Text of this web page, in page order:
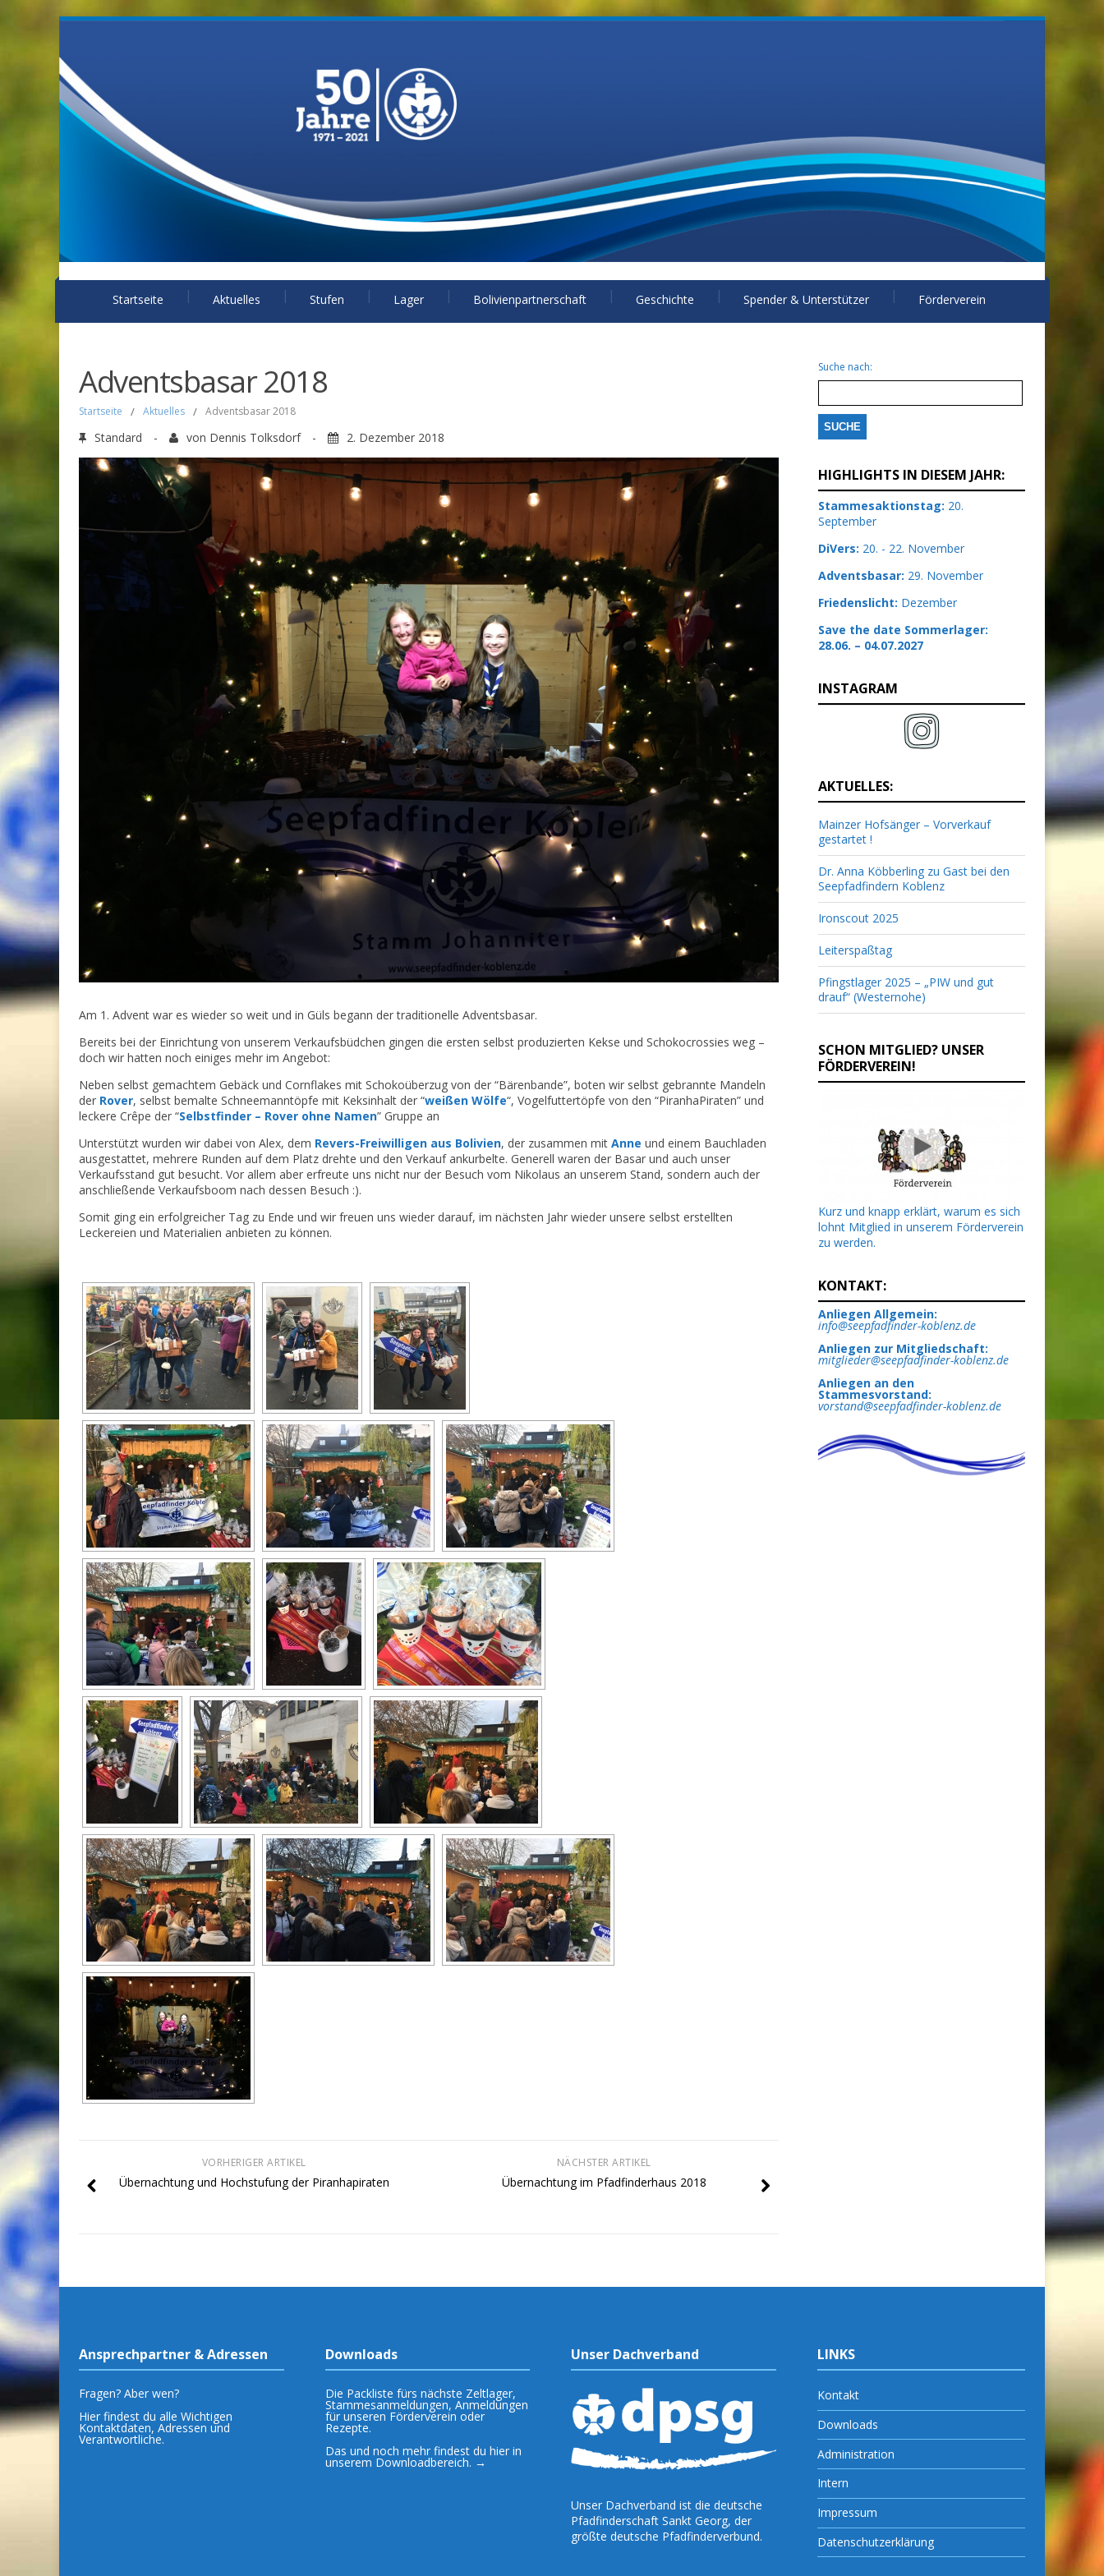
Startseite Aktuelles Stufen Lager Bolivienpartnerschaft Geschichte Spender & Unterstützer Förderverein
Adventsbasar 2018
Startseite / Aktuelles / Adventsbasar 2018
Standard - von Dennis Tolksdorf - 2. Dezember 2018
Am 1. Advent war es wieder so weit und in Güls begann der traditionelle Adventsbasar.
Bereits bei der Einrichtung von unserem Verkaufsbüdchen gingen die ersten selbst produzierten Kekse und Schokocrossies weg –
doch wir hatten noch einiges mehr im Angebot:
Neben selbst gemachtem Gebäck und Cornflakes mit Schokoüberzug von der “Bärenbande”, boten wir selbst gebrannte Mandeln
der Rover, selbst bemalte Schneemanntöpfe mit Keksinhalt der “weißen Wölfe“, Vogelfuttertöpfe von den “PiranhaPiraten” und
leckere Crêpe der “Selbstfinder – Rover ohne Namen” Gruppe an
Unterstützt wurden wir dabei von Alex, dem Revers-Freiwilligen aus Bolivien, der zusammen mit Anne und einem Bauchladen
ausgestattet, mehrere Runden auf dem Platz drehte und den Verkauf ankurbelte. Generell waren der Basar und auch unser
Verkaufsstand gut besucht. Vor allem aber erfreute uns nicht nur der Besuch vom Nikolaus an unserem Stand, sondern auch der
anschließende Verkaufsboom nach dessen Besuch :).
Somit ging ein erfolgreicher Tag zu Ende und wir freuen uns wieder darauf, im nächsten Jahr wieder unsere selbst erstellten
Leckereien und Materialien anbieten zu können.
NÄCHSTER ARTIKEL
Übernachtung im Pfadfinderhaus 2018
VORHERIGER ARTIKEL
Übernachtung und Hochstufung der Piranhapiraten
Suche nach:
HIGHLIGHTS IN DIESEM JAHR:
Stammesaktionstag: 20.
September
DiVers: 20. - 22. November
Adventsbasar: 29. November
Friedenslicht: Dezember
Save the date Sommerlager:
28.06. – 04.07.2027
INSTAGRAM
AKTUELLES:
Mainzer Hofsänger – Vorverkauf
gestartet !
Dr. Anna Köbberling zu Gast bei den
Seepfadfindern Koblenz
Ironscout 2025
Leiterspaßtag
Pfingstlager 2025 – „PIW und gut
drauf“ (Westernohe)
SCHON MITGLIED? UNSER
FÖRDERVEREIN!
Kurz und knapp erklärt, warum es sich
lohnt Mitglied in unserem Förderverein
zu werden.
KONTAKT:
Anliegen Allgemein:
info@seepfadfinder-koblenz.de
Anliegen zur Mitgliedschaft:
mitglieder@seepfadfinder-koblenz.de
Anliegen an den
Stammesvorstand:
vorstand@seepfadfinder-koblenz.de
Ansprechpartner & Adressen
Fragen? Aber wen?
Hier findest du alle Wichtigen
Kontaktdaten, Adressen und
Verantwortliche.
Downloads
Die Packliste fürs nächste Zeltlager,
Stammesanmeldungen, Anmeldungen
für unseren Förderverein oder
Rezepte.
Das und noch mehr findest du hier in
unserem Downloadbereich. →
Unser Dachverband
Unser Dachverband ist die deutsche
Pfadfinderschaft Sankt Georg, der
größte deutsche Pfadfinderverbund.
LINKS
Kontakt
Downloads
Administration
Intern
Impressum
Datenschutzerklärung